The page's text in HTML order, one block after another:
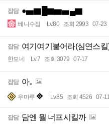
잡담 ●▅▇█▇▆▅▄▇
베니수집 Lv.80 조회 2993 07-23
잡담 여기여기붙어라(심연스
한모네 Lv.7 조회 3079 07-17
잡담 아..
우마루 Lv.85 조회 4526 07-
잡담 담엔 뭘 너프시킬까